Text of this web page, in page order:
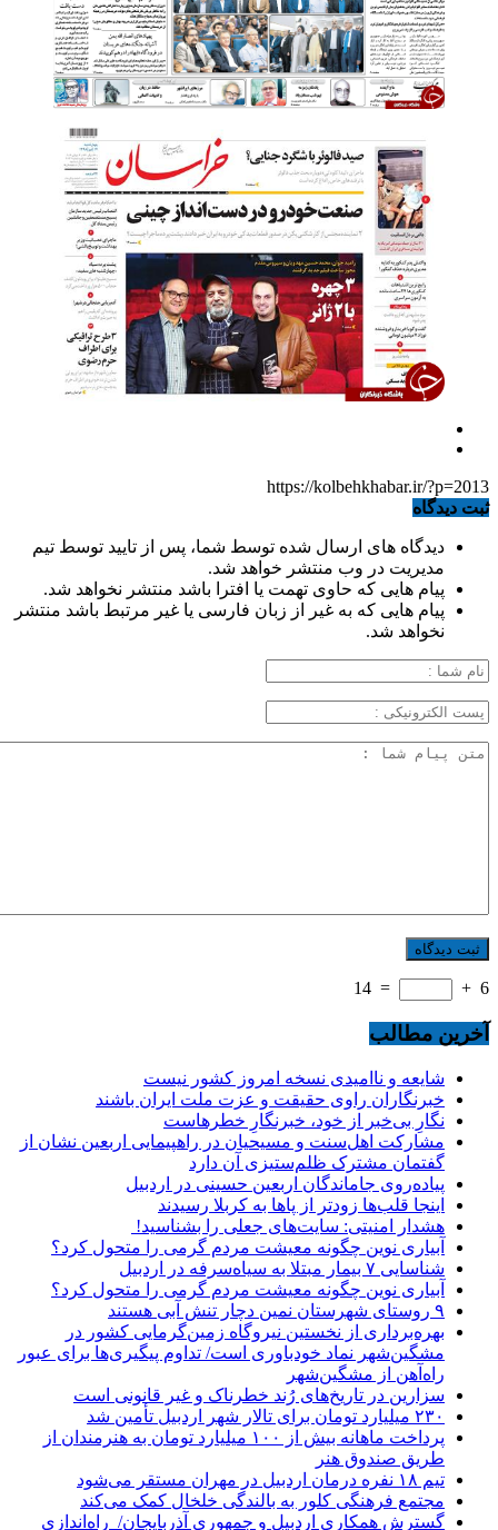
https://kolbehkhabar.ir/?p=2013
ثبت دیدگاه
دیدگاه های ارسال شده توسط شما، پس از تایید توسط تیم
مدیریت در وب منتشر خواهد شد.
پیام هایی که حاوی تهمت یا افترا باشد منتشر نخواهد شد.
پیام هایی که به غیر از زبان فارسی یا غیر مرتبط باشد منتشر
نخواهد شد.
6
+
=
14
آخرین مطالب
شایعه و ناامیدی نسخه امروز کشور نیست
خبرنگاران راوی حقیقت و عزت ملت ایران باشند
نگارِ بی‌خبر از خود، خبرنگارِ خطرهاست
مشارکت اهل‌سنت و مسیحیان در راهپیمایی اربعین نشان از
گفتمان مشترک ظلم‌ستیزی آن دارد
پیاده‌روی جاماندگان اربعین حسینی در اردبیل
اینجا قلب‌ها زودتر از پاها به کربلا رسیدند
هشدار امنیتی: سایت‌های جعلی را بشناسید!
آبیاری نوین چگونه معیشت مردم گرمی را متحول کرد؟
شناسایی ۷ بیمار مبتلا به سیاه‌سرفه در اردبیل
آبیاری نوین چگونه معیشت مردم گرمی را متحول کرد؟
۹ روستای شهرستان نمین دچار تنش آبی هستند
بهره‌برداری از نخستین نیروگاه زمین‌گرمایی کشور در
مشگین‌شهر نماد خودباوری است/ تداوم پیگیری‌ها برای عبور
راه‌آهن از مشگین‌شهر
سزارین در تاریخ‌های رُند خطرناک و غیر قانونی است
۲۳۰ میلیارد تومان برای تالار شهر اردبیل تأمین شد
پرداخت ماهانه بیش از ۱۰۰ میلیارد تومان به هنرمندان از
طریق صندوق هنر
تیم ۱۸ نفره درمان اردبیل در مهران مستقر می‌شود
مجتمع فرهنگی کلور به بالندگی خلخال کمک می‌کند
گسترش همکاری اردبیل و جمهوری آذربایجان/ راه‌اندازی